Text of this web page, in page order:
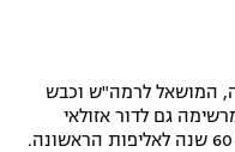
המושאל לרמה"ש וכבש
גם לדור אזולאי
שמשחק בלוד. פ"ת חוגגת בימים אלה 60 שנה לאליפות הראשונה.